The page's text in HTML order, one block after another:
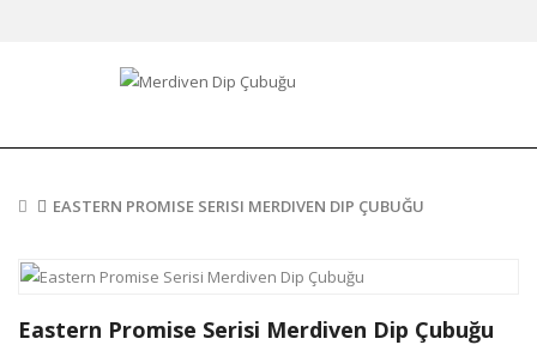
EASTERN PROMISE SERISI MERDIVEN DIP ÇUBUĞU
Eastern Promise Serisi Merdiven Dip Çubuğu